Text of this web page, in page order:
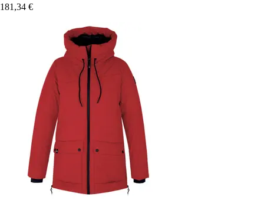
181,34 €